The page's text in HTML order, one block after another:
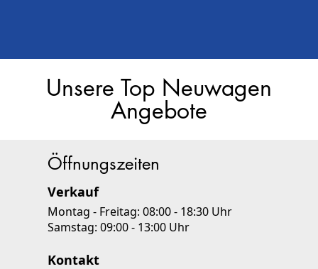
Unsere Top Neuwagen
Angebote
Öffnungszeiten
Verkauf
Montag - Freitag: 08:00 - 18:30 Uhr
Samstag: 09:00 - 13:00 Uhr
Kontakt